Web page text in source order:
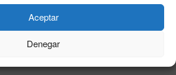
Aceptar
Denegar